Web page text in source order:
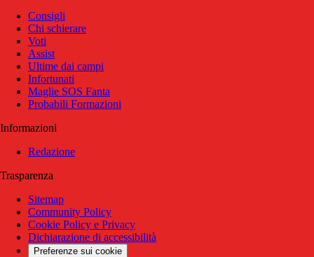
Consigli
Chi schierare
Voti
Assist
Ultime dai campi
Infortunati
Maglie SOS Fanta
Probabili Formazioni
Informazioni
Redazione
Trasparenza
Sitemap
Community Policy
Cookie Policy e Privacy
Dichiarazione di accessibilità
Preferenze sui cookie